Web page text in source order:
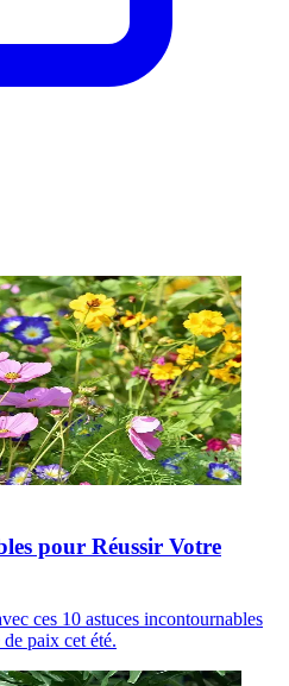
pour Réussir Votre
ces 10 astuces incontournables
paix cet été.